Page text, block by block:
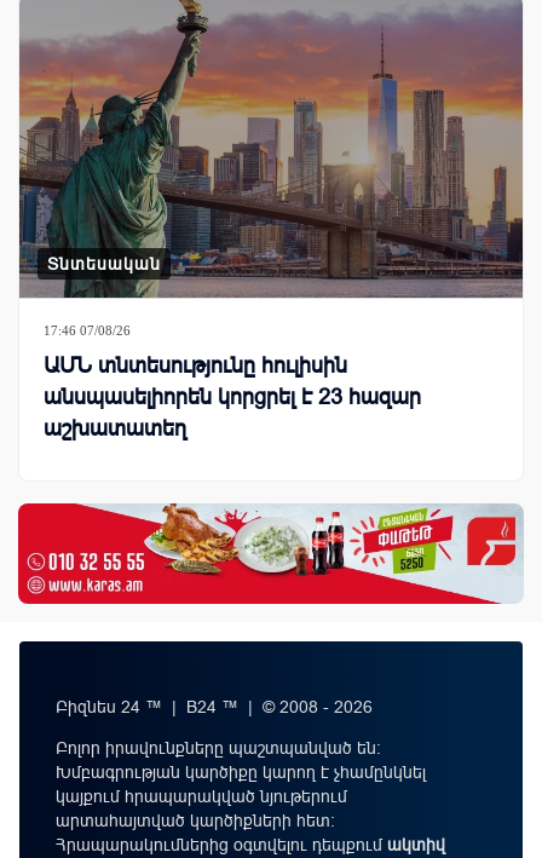
Տնտեսական
17:46 07/08/26
ԱՄՆ տնտեսությունը հուլիսին
անսպասելիորեն կորցրել է 23 հազար
աշխատատեղ
Բիզնես 24 ™ | B24 ™ | © 2008 - 2026
Բոլոր իրավունքները պաշտպանված են:
Խմբագրության կարծիքը կարող է չհամընկնել
կայքում հրապարակված նյութերում
արտահայտված կարծիքների հետ:
Հրապարակումներից օգտվելու դեպքումակտիվ